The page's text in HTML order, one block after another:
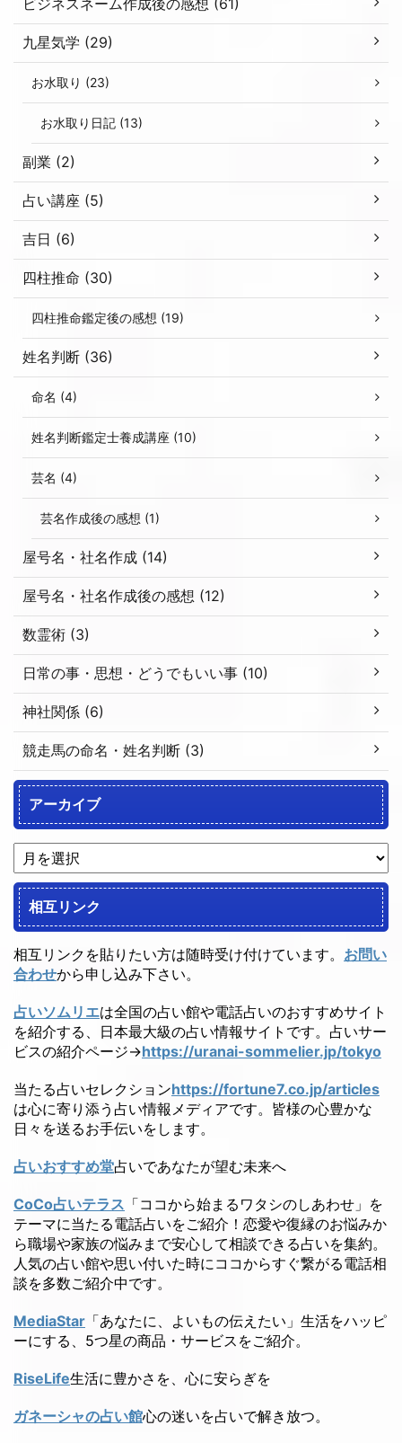
九星気学 (29)
お水取り (23)
お水取り日記 (13)
副業 (2)
占い講座 (5)
吉日 (6)
四柱推命 (30)
四柱推命鑑定後の感想 (19)
姓名判断 (36)
命名 (4)
姓名判断鑑定士養成講座 (10)
芸名 (4)
芸名作成後の感想 (1)
屋号名・社名作成 (14)
屋号名・社名作成後の感想 (12)
数霊術 (3)
日常の事・思想・どうでもいい事 (10)
神社関係 (6)
競走馬の命名・姓名判断 (3)
アーカイブ
相互リンク
相互リンクを貼りたい方は随時受け付けています。 お問い
合わせから申し込み下さい。
占いソムリエは全国の占い館や電話占いのおすすめサイト
を紹介する、日本最大級の占い情報サイトです。占いサー
ビスの紹介ページ→https://uranai-sommelier.jp/tokyo
当たる占いセレクションhttps://fortune7.co.jp/articles
は心に寄り添う占い情報メディアです。皆様の心豊かな
日々を送るお手伝いをします。
占いおすすめ堂占いであなたが望む未来へ
CoCo占いテラス 「ココから始まるワタシのしあわせ」を
テーマに当たる電話占いをご紹介！恋愛や復縁のお悩みか
ら職場や家族の悩みまで安心して相談できる占いを集約。
人気の占い館や思い付いた時にココからすぐ繋がる電話相
談を多数ご紹介中です。
MediaStar 「あなたに、よいもの伝えたい」生活をハッピ
ーにする、5つ星の商品・サービスをご紹介。
RiseLife生活に豊かさを、心に安らぎを
ガネーシャの占い館心の迷いを占いで解き放つ。